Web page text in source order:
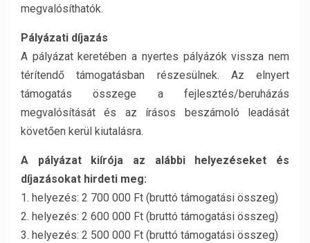
megvalósíthatók.
Pályázati díjazás
A pályázat keretében a nyertes pályázók vissza nem
térítendő támogatásban részesülnek. Az elnyert
támogatás összege a fejlesztés/beruházás
megvalósítását és az írásos beszámoló leadását
követően kerül kiutalásra.
A pályázat kiírója az alábbi helyezéseket és
díjazásokat hirdeti meg:
1. helyezés: 2 700 000 Ft (bruttó támogatási összeg)
2. helyezés: 2 600 000 Ft (bruttó támogatási összeg)
3. helyezés: 2 500 000 Ft (bruttó támogatási összeg)